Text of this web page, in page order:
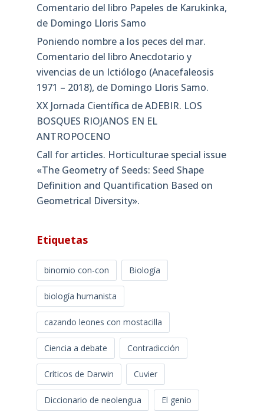
Comentario del libro Papeles de Karukinka,
de Domingo Lloris Samo
Poniendo nombre a los peces del mar.
Comentario del libro Anecdotario y
vivencias de un Ictiólogo (Anacefaleosis
1971 – 2018), de Domingo Lloris Samo.
XX Jornada Científica de ADEBIR. LOS
BOSQUES RIOJANOS EN EL
ANTROPOCENO
Call for articles. Horticulturae special issue
«The Geometry of Seeds: Seed Shape
Definition and Quantification Based on
Geometrical Diversity»​.
Etiquetas
binomio con-con Biología
biología humanista
cazando leones con mostacilla
Ciencia a debate Contradicción
Críticos de Darwin Cuvier
Diccionario de neolengua El genio